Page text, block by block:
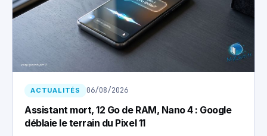
ACTUALITÉS 06/08/2026
Assistant mort, 12 Go de RAM, Nano 4 : Google
déblaie le terrain du Pixel 11